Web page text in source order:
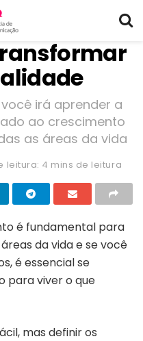
irá aprender a
ao crescimento
as áreas da vida
leitura: 4 mins de leitura
é fundamental para
da vida e se você
é essencial se
para viver o que
mas definir os